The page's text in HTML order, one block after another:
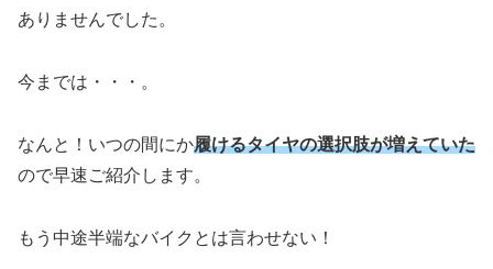
ありませんでした。
今までは・・・。
なんと！いつの間にか履けるタイヤの選択肢が増えていた
ので早速ご紹介します。
もう中途半端なバイクとは言わせない！